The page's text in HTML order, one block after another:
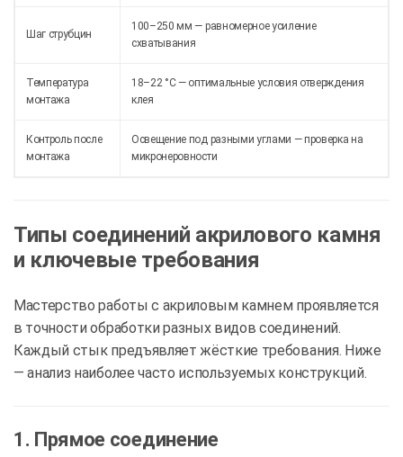
Шаг струбцин
100–250 мм — равномерное усиление
схватывания
Температура
монтажа
18–22 °C — оптимальные условия отверждения
клея
Контроль после
монтажа
Освещение под разными углами — проверка на
микронеровности
Типы соединений акрилового камня
и ключевые требования
Мастерство работы с акриловым камнем проявляется
в точности обработки разных видов соединений.
Каждый стык предъявляет жёсткие требования. Ниже
— анализ наиболее часто используемых конструкций.
1. Прямое соединение